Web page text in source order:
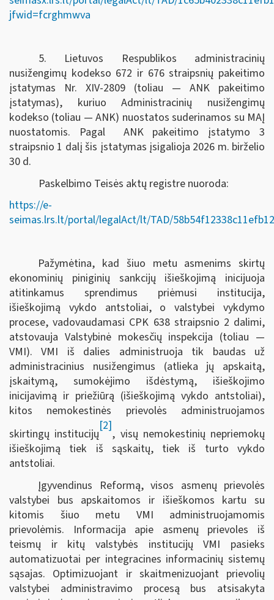
jfwid=fcrghmwva
5. Lietuvos Respublikos administracinių
nusižengimų kodekso 672 ir 676 straipsnių pakeitimo
įstatymas Nr. XIV-2809 (toliau — ANK pakeitimo
įstatymas), kuriuo Administracinių nusižengimų
kodekso (toliau — ANK) nuostatos suderinamos su MAĮ
nuostatomis. Pagal ANK pakeitimo įstatymo 3
straipsnio 1 dalį šis įstatymas įsigalioja 2026 m. birželio
30 d.
Paskelbimo Teisės aktų registre nuoroda:
https://e-
seimas.lrs.lt/portal/legalAct/lt/TAD/
Pažymėtina, kad šiuo metu asmenims skirtų
ekonominių piniginių sankcijų išieškojimą inicijuoja
atitinkamus sprendimus priėmusi institucija,
išieškojimą vykdo antstoliai, o valstybei vykdymo
procese, vadovaudamasi CPK 638 straipsnio 2 dalimi,
atstovauja Valstybinė mokesčių inspekcija (toliau —
VMI). VMI iš dalies administruoja tik baudas už
administracinius nusižengimus (atlieka jų apskaitą,
įskaitymą, sumokėjimo išdėstymą, išieškojimo
inicijavimą ir priežiūrą (išieškojimą vykdo antstoliai),
kitos nemokestinės prievolės administruojamos
skirtingų institucijų
[2]
, visų nemokestinių nepriemokų
išieškojimą tiek iš sąskaitų, tiek iš turto vykdo
antstoliai.
Įgyvendinus Reformą, visos asmenų prievolės
valstybei bus apskaitomos ir išieškomos kartu su
kitomis šiuo metu VMI administruojamomis
prievolėmis. Informacija apie asmenų prievoles iš
teismų ir kitų valstybės institucijų VMI pasieks
automatizuotai per integracines informacinių sistemų
sąsajas. Optimizuojant ir skaitmenizuojant prievolių
valstybei administravimo procesą bus atsisakyta